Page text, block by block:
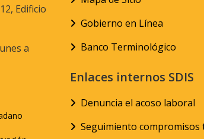
Edificio
a
Gobierno en Línea
Banco Terminológico
Enlaces internos SDIS
Denuncia el acoso laboral
Seguimiento compromisos